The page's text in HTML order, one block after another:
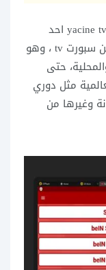
تطبيق ياسين تيفي للكمبيوتر yacine tv windows احد
التطبيقات المجانية التي تعرض قنوات بين سبورت tv ، وهو
حتى
مثل دوري
وغيرها من